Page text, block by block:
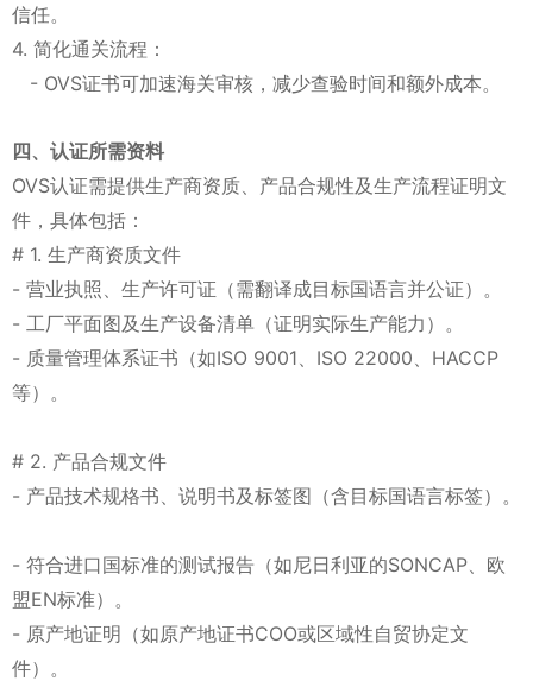
信任。
4. 简化通关流程：
- OVS证书可加速海关审核，减少查验时间和额外成本。
四、认证所需资料
OVS认证需提供生产商资质、产品合规性及生产流程证明文
件，具体包括：
# 1. 生产商资质文件
- 营业执照、生产许可证（需翻译成目标国语言并公证）。
- 工厂平面图及生产设备清单（证明实际生产能力）。
- 质量管理体系证书（如ISO 9001、ISO 22000、HACCP
等）。
# 2. 产品合规文件
- 产品技术规格书、说明书及标签图（含目标国语言标签）。
- 符合进口国标准的测试报告（如尼日利亚的SONCAP、欧
盟EN标准）。
- 原产地证明（如原产地证书COO或区域性自贸协定文
件）。